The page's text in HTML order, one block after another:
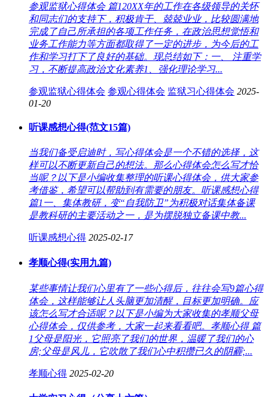
参观监狱心得体会 篇120XX年的工作在各级领导的关怀
和同志们的支持下，积极肯干、兢兢业业，比较圆满地
完成了自己所承担的各项工作任务，在政治思想觉悟和
业务工作能力等方面都取得了一定的进步，为今后的工
作和学习打下了良好的基础。现总结如下：一、 注重学
习，不断提高政治文化素养1、强化理论学习...
参观监狱心得体会 参观心得体会 监狱习心得体会 2025-
01-20
听课感想心得(范文15篇)
当我们备受启迪时，写心得体会是一个不错的选择，这
样可以不断更新自己的想法。那么心得体会怎么写才恰
当呢？以下是小编收集整理的听课心得体会，供大家参
考借鉴，希望可以帮助到有需要的朋友。听课感想心得
篇1一、集体教研，变“自我防卫”为积极对话集体备课
是教科研的主要活动之一，是为摆脱独立备课中教...
听课感想心得 2025-02-17
孝顺心得(实用九篇)
某些事情让我们心里有了一些心得后，往往会写9篇心得
体会，这样能够让人头脑更加清醒，目标更加明确。应
该怎么写才合适呢？以下是小编为大家收集的孝顺父母
心得体会，仅供参考，大家一起来看看吧。孝顺心得 篇
1父母是阳光，它照亮了我们的世界，温暖了我们的心
房;父母是风儿，它吹散了我们心中积攒已久的阴霾;...
孝顺心得 2025-02-20